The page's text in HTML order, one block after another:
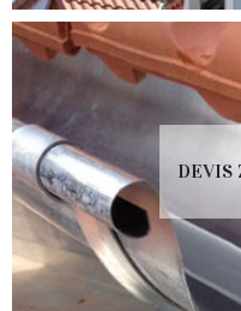
DEVIS